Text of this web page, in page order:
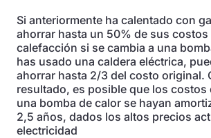
Si anteriormente ha calentado con
ahorrar hasta un 50% de sus costos
calefacción si se cambia a una
has usado una caldera eléctrica,
ahorrar hasta 2/3 del costo original.
resultado, es posible que los costos
una bomba de calor se hayan
2,5 años, dados los altos precios
electricidad